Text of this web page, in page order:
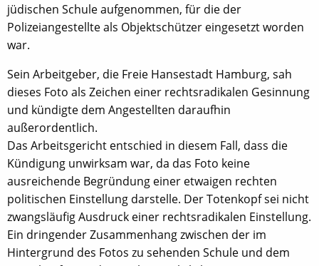
jüdischen Schule aufgenommen, für die der
Polizeiangestellte als Objektschützer eingesetzt worden
war.
Sein Arbeitgeber, die Freie Hansestadt Hamburg, sah
dieses Foto als Zeichen einer rechtsradikalen Gesinnung
und kündigte dem Angestellten daraufhin
außerordentlich.
Das Arbeitsgericht entschied in diesem Fall, dass die
Kündigung unwirksam war, da das Foto keine
ausreichende Begründung einer etwaigen rechten
politischen Einstellung darstelle. Der Totenkopf sei nicht
zwangsläufig Ausdruck einer rechtsradikalen Einstellung.
Ein dringender Zusammenhang zwischen der im
Hintergrund des Fotos zu sehenden Schule und dem